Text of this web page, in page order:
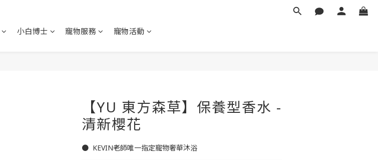
小白博士 寵物服務 寵物活動
【YU 東方森草】保養型香水 -
清新櫻花
●  KEVIN老師唯一指定寵物奢華沐浴